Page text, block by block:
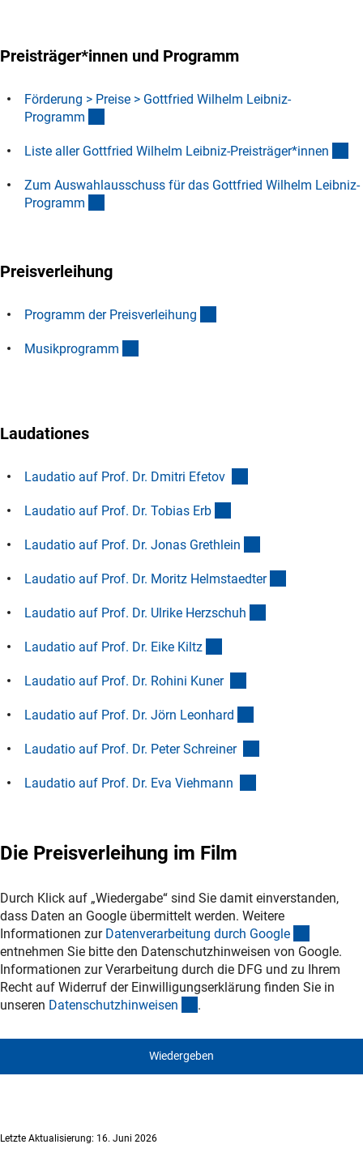
Preisträger*innen und Programm
Förderung > Preise > Gottfried Wilhelm Leibniz-
Programm
Liste aller Gottfried Wilhelm Leibniz-Preisträger*innen
Zum Auswahlausschuss für das Gottfried Wilhelm Leibniz-
Programm
Preisverleihung
Programm der Preisverleihung
Musikprogramm
Laudationes
Laudatio auf Prof. Dr. Dmitri Efetov
Laudatio auf Prof. Dr. Tobias Erb
Laudatio auf Prof. Dr. Jonas Grethlein
Laudatio auf Prof. Dr. Moritz Helmstaedter
Laudatio auf Prof. Dr. Ulrike Herzschuh
Laudatio auf Prof. Dr. Eike Kiltz
Laudatio auf Prof. Dr. Rohini Kuner
Laudatio auf Prof. Dr. Jörn Leonhard
Laudatio auf Prof. Dr. Peter Schreiner
Laudatio auf Prof. Dr. Eva Viehmann
Die Preisverleihung im Film
Durch Klick auf „Wiedergabe“ sind Sie damit einverstanden,
dass Daten an Google übermittelt werden. Weitere
Informationen zur Datenverarbeitung durch Google
entnehmen Sie bitte den Datenschutzhinweisen von Google.
Informationen zur Verarbeitung durch die DFG und zu Ihrem
Recht auf Widerruf der Einwilligungserklärung finden Sie in
unseren Datenschutzhinweisen .
Wiedergeben
Letzte Aktualisierung: 16. Juni 2026